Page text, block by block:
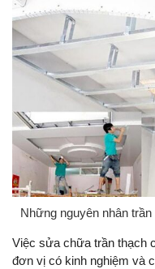
Những nguyên nhân
Việc sửa chữa trần thạch
đơn vị có kinh nghiệm và